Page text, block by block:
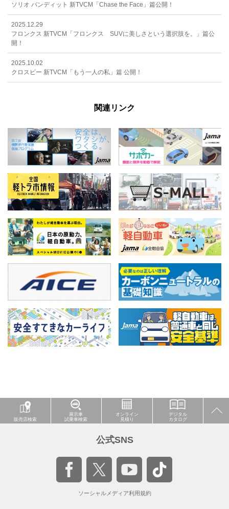
ソリオ バンディット 新TVCM「Chase the Face」篇公開！
2025.12.29
フロンクス 新TVCM「フロンクス SUVに美しさという選択肢を。」篇公
開！
2025.10.02
クロスビー 新TVCM「もう一人の私」篇 公開！
関連リンク
販売店検索
展示車
試乗車検索
オンライン
見積り
デジタル
カタログ
公式SNS
ソーシャルメディア利用規約